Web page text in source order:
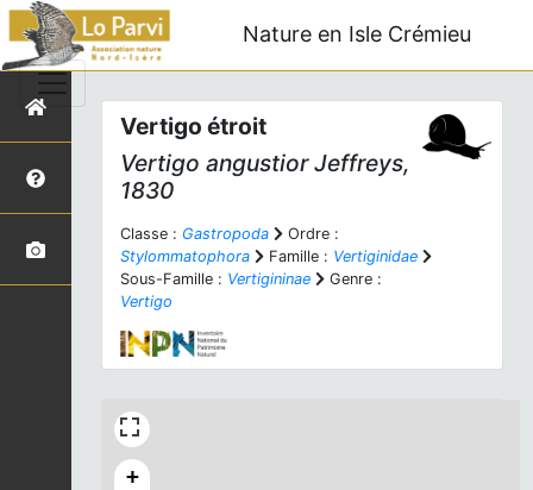
Nature en Isle Crémieu
Vertigo étroit
Vertigo angustiorJeffreys,
1830
Classe : Gastropoda
Ordre :
Stylommatophora
Famille : Vertiginidae
Sous-Famille : Vertigininae
Genre :
Vertigo
+